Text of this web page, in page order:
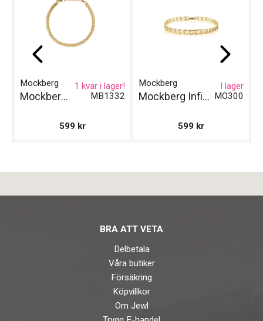
Klockmaster Örebro
Klockmaster Östersund
MB1332
Mockberg
Mockberg Darling Gold Small Armband
1 kvar i lager!
599 kr
MO300
Mockberg
Mockberg Infinity Gold Armband
I lager
599 kr
BRA ATT VETA
Delbetala
Våra butiker
Försäkring
Köpvillkor
Om Jewl